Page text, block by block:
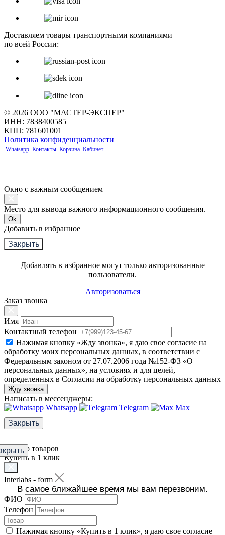
Доставляем товары транспортными компаниями
по всей России:
© 2026 ООО "МАСТЕР-ЭКСПЕР"
ИНН: 7838400585
КПП: 781601001
Политика конфиденциальности
Whatsapp Контакты Корзина Кабинет
Окно с важным сообщением
Место для вывода важного информационного сообщения.
Ok
Добавить в избранное
Закрыть
Добавлять в избранное могут только авторизованные
пользователи.
Авторизоваться
Заказ звонка
Имя
Контактный телефон
Нажимая кнопку «Жду звонка», я даю свое согласие на
обработку моих персональных данных, в соответствии с
Федеральным законом от 27.07.2006 года №152-ФЗ «О
персональных данных», на условиях и для целей,
определенных в Согласии на обработку персональных данных
Жду звонка
Написать в мессенджеры:
Whatsapp
Telegram
Max
Закрыть
Фильтр товаров
Купить в 1 клик
Interlabs - form
В самое ближайшее время мы вам перезвоним.
ФИО
Телефон
Нажимая кнопку «Купить в 1 клик», я даю свое согласие